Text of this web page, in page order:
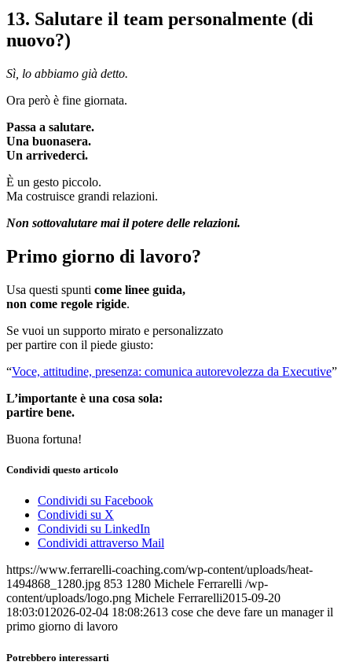
13. Salutare il team personalmente (di
nuovo?)
Sì, lo abbiamo già detto.
Ora però è fine giornata.
Passa a salutare.
Una buonasera.
Un arrivederci.
È un gesto piccolo.
Ma costruisce grandi relazioni.
Non sottovalutare mai il potere delle relazioni.
Primo giorno di lavoro?
Usa questi spunti come linee guida,
non come regole rigide.
Se vuoi un supporto mirato e personalizzato
per partire con il piede giusto:
“Voce, attitudine, presenza: comunica autorevolezza da Executive”
L’importante è una cosa sola:
partire bene.
Buona fortuna!
Condividi questo articolo
Condividi su Facebook
Condividi su X
Condividi su LinkedIn
Condividi attraverso Mail
https://www.ferrarelli-coaching.com/wp-content/uploads/heat-
1494868_1280.jpg 853 1280 Michele Ferrarelli /wp-
content/uploads/logo.png Michele Ferrarelli2015-09-20
18:03:01 2026-02-04 18:08:2613 cose che deve fare un manager il
primo giorno di lavoro
Potrebbero interessarti